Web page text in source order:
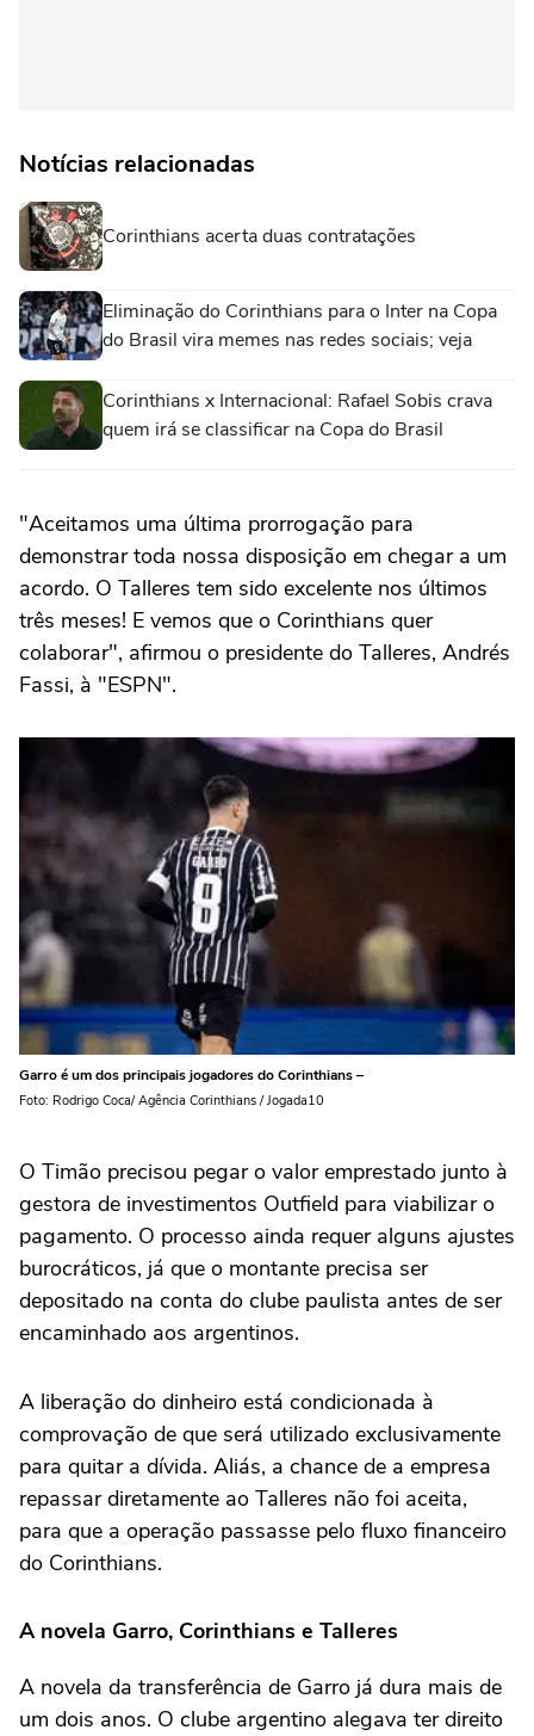
Notícias relacionadas
Corinthians acerta duas contratações
Eliminação do Corinthians para o Inter na Copa
do Brasil vira memes nas redes sociais; veja
Corinthians x Internacional: Rafael Sobis crava
quem irá se classificar na Copa do Brasil
"Aceitamos uma última prorrogação para
demonstrar toda nossa disposição em chegar a um
acordo. O Talleres tem sido excelente nos últimos
três meses! E vemos que o Corinthians quer
colaborar", afirmou o presidente do Talleres, Andrés
Fassi, à "ESPN".
Garro é um dos principais jogadores do Corinthians –
Foto: Rodrigo Coca/ Agência Corinthians / Jogada10
O Timão precisou pegar o valor emprestado junto à
gestora de investimentos Outfield para viabilizar o
pagamento. O processo ainda requer alguns ajustes
burocráticos, já que o montante precisa ser
depositado na conta do clube paulista antes de ser
encaminhado aos argentinos.
A liberação do dinheiro está condicionada à
comprovação de que será utilizado exclusivamente
para quitar a dívida. Aliás, a chance de a empresa
repassar diretamente ao Talleres não foi aceita,
para que a operação passasse pelo fluxo financeiro
do Corinthians.
A novela Garro, Corinthians e Talleres
A novela da transferência de Garro já dura mais de
um dois anos. O clube argentino alegava ter direito